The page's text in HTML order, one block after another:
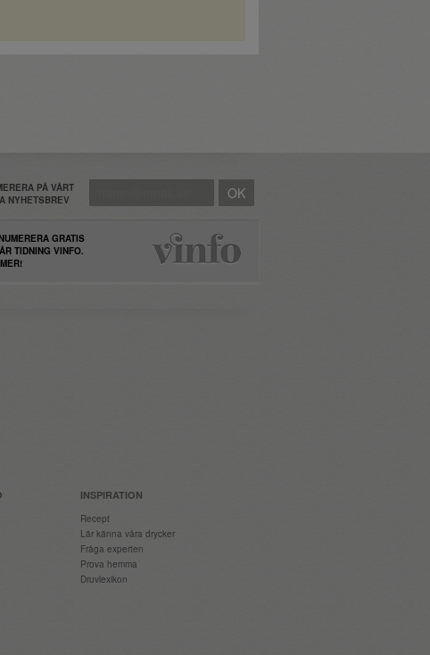
PÅ VÅRT
NYHETSBREV
GRATIS
TIDNING VINFO.
INSPIRATION
Recept
Lär känna våra drycker
Fråga experten
Prova hemma
Druvlexikon